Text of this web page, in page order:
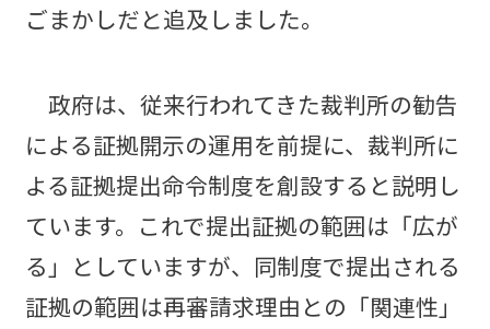
ごまかしだと追及しました。
政府は、従来行われてきた裁判所の勧告
による証拠開示の運用を前提に、裁判所に
よる証拠提出命令制度を創設すると説明し
ています。これで提出証拠の範囲は「広が
る」としていますが、同制度で提出される
証拠の範囲は再審請求理由との「関連性」